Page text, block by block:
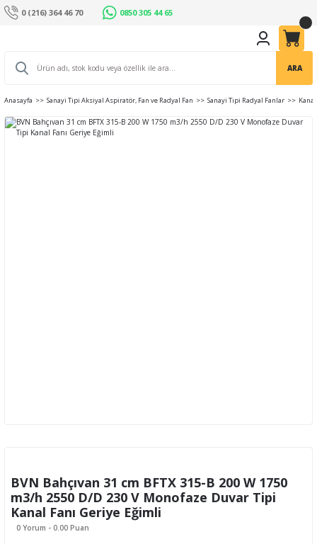
0 (216) 364 46 70 0850 305 44 65
ARA
Anasayfa Sanayi Tipi Aksiyal Aspiratör, Fan ve Radyal Fan Sanayi Tipi Radyal Fanlar
BVN Bahçıvan 31 cm BFTX 315-B 200 W 1750
m3/h 2550 D/D 230 V Monofaze Duvar Tipi
Kanal Fanı Geriye Eğimli
0 Yorum - 0.00 Puan